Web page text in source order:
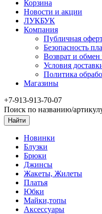
Корзина
Новости и акции
ЛУКБУК
Компания
Публичная
Безопасность
Возврат и обмен
Условия
Политика
Магазины
+7-913-913-70-07
Поиск по названию/
Новинки
Блузки
Брюки
Джинсы
Жакеты, Жилеты
Платья
Юбки
Майки,топы
Аксессуары